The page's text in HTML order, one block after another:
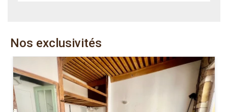
Nos exclusivités